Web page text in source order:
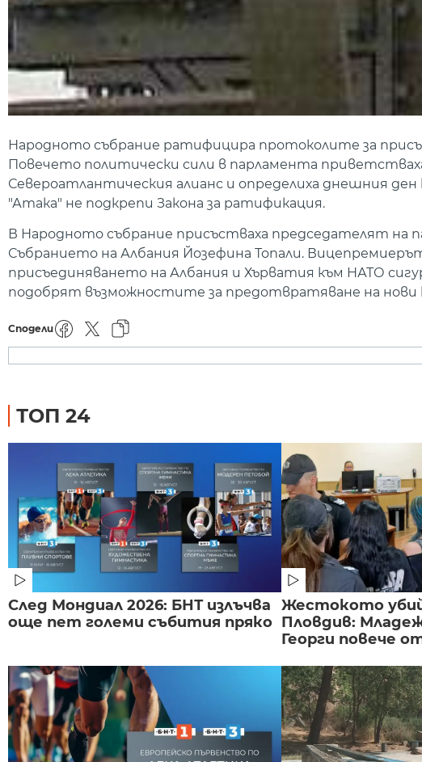
Народното събрание ратифицира протоколите за
Повечето политически сили в парламента
Североатлантическия алианс и определиха днешния
"Атака" не подкрепи Закона за ратификация.
В Народното събрание присъстваха председателят на
Събранието на Албания Йозефина Топали.
присъединяването на Албания и Хърватия към НАТО
подобрят възможностите за предотвратяване на нови
Сподели
ТОП 24
След Мондиал 2026: БНТ излъчва
още пет големи събития пряко
Жестокото
Пловдив:
Георги повече